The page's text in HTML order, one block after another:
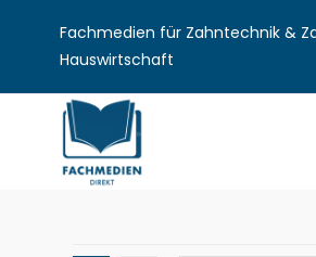
Fachmedien für Zahntechnik &
Hauswirtschaft